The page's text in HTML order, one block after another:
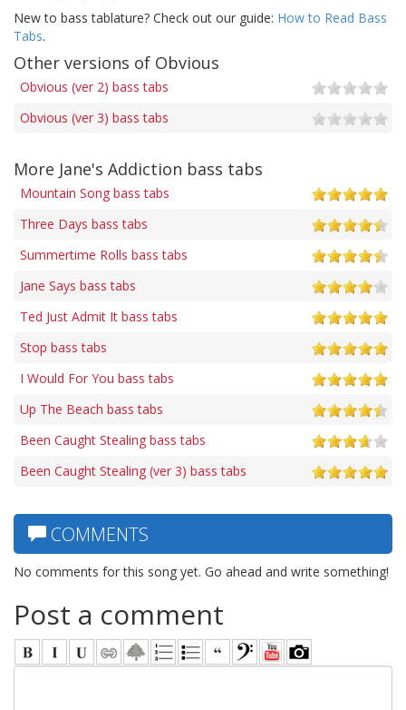
New to bass tablature? Check out our guide: How to Read Bass
Tabs.
Other versions of Obvious
Obvious (ver 2) bass tabs
Obvious (ver 3) bass tabs
More Jane's Addiction bass tabs
Mountain Song bass tabs
Three Days bass tabs
Summertime Rolls bass tabs
Jane Says bass tabs
Ted Just Admit It bass tabs
Stop bass tabs
I Would For You bass tabs
Up The Beach bass tabs
Been Caught Stealing bass tabs
Been Caught Stealing (ver 3) bass tabs
COMMENTS
No comments for this song yet. Go ahead and write something!
Post a comment